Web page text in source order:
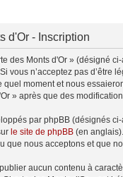
d'Or - Inscription
des Monts d'Or » (désigné
vous n’acceptez pas d’être
quel moment et nous
» après que des
par phpBB (désignés
le site de phpBB (en
que nous acceptons et que
aucun contenu à